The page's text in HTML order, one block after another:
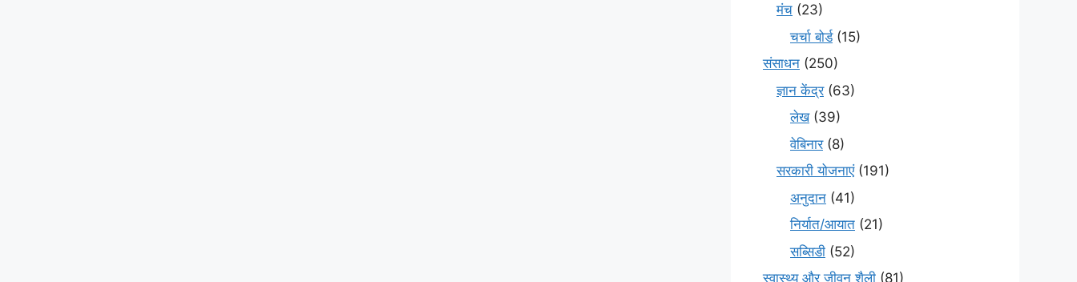
मंच (23)
चर्चा बोर्ड(15)
संसाधन (250)
ज्ञान केंद्र(63)
लेख(39)
वेबिनार(8)
सरकारी योजनाएं(191)
अनुदान (41)
निर्यात/आयात (21)
सब्सिडी (52)
स्वास्थ्य और जीवन शैली (81)